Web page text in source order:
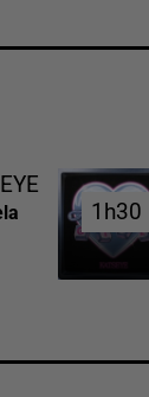
1h30
1h30